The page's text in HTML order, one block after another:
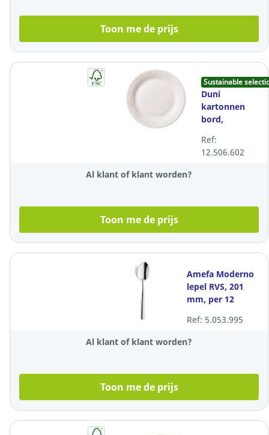
Toon me de prijs
Sustainable
Duni
kartonnen
bord,
15 cm, wit,
pak van 100
Ref:
12.506.602
Al klant of klant worden?
Toon me de prijs
Amefa Moderno
lepel RVS, 201
mm, per 12
Ref: 5.053.995
Al klant of klant worden?
Toon me de prijs